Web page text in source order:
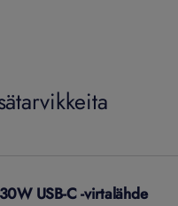
USB-C -virtalähde